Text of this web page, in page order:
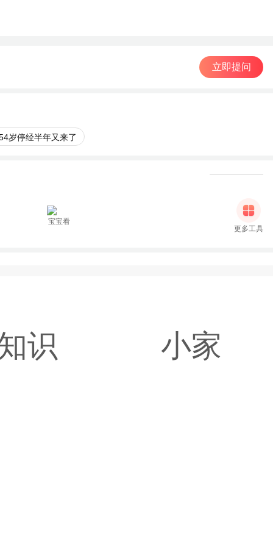
立即提问
岁停经半年又来了
宝宝看
更多工具
识 小家